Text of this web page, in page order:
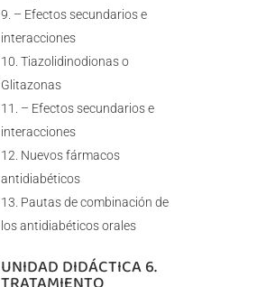
– Efectos secundarios e
interacciones
Tiazolidinodionas o
Glitazonas
– Efectos secundarios e
interacciones
Nuevos fármacos
antidiabéticos
Pautas de combinación de
los antidiabéticos orales
UNIDAD DIDÁCTICA 6.